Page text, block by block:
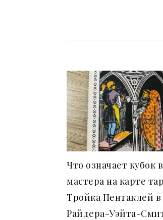
Что означает кубок
мастера на карте
Тройка Пентаклей в
Райдера-Уэйта-